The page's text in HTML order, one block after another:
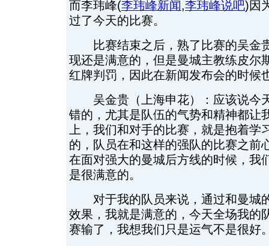
而李玮峰(李玮峰新闻,李玮峰说吧)因
过了今天的比赛。
比赛结束之后，熟了比赛的吴金
现还是满意的，但是曼城主教练皮尔
红牌判罚，因此在新闻发布会的时候
吴金贵（上海申花）：应该说今
错的，尤其是队伍的气势和精神都让
上，我们和对手的比赛，就是抱着学
的，队员在和这样的强队的比赛之前
在面对强大的曼城后方线的时候，我
是很满意的。
对于我的队员来说，通过和曼城
效果，我就是满意的，今天全场我的
赛输了，我想我们只是运气不是很好